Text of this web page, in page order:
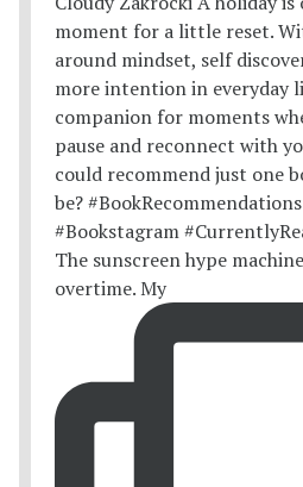
The sunscreen hype
overtime. My